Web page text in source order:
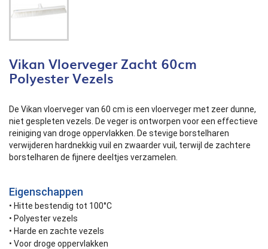
Vikan Vloerveger Zacht 60cm
Polyester Vezels
De Vikan vloerveger van 60 cm is een vloerveger met zeer dunne,
niet gespleten vezels. De veger is ontworpen voor een effectieve
reiniging van droge oppervlakken. De stevige borstelharen
verwijderen hardnekkig vuil en zwaarder vuil, terwijl de zachtere
borstelharen de fijnere deeltjes verzamelen.
Eigenschappen
• Hitte bestendig tot 100°C
• Polyester vezels
• Harde en zachte vezels
• Voor droge oppervlakken